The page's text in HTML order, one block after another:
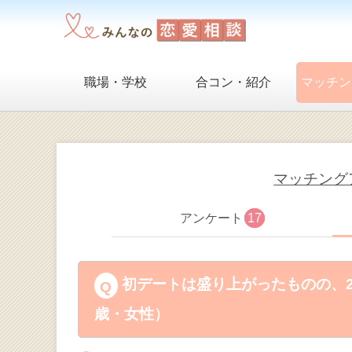
職場・学校 合コン・紹介 マッチ
マッチン
アンケート 17
初デートは盛り上がったものの
歳・女性）